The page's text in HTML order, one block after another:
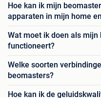
Hoe kan ik mijn
apparaten in mijn home
Wat moet ik doen als
functioneert?
Welke soorten
beomasters?
Hoe kan ik de